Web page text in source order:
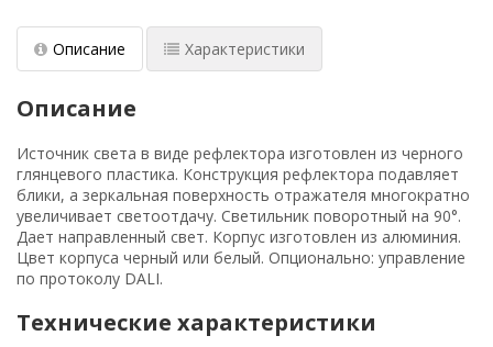
Описание Характеристики
Описание
Источник света в виде рефлектора изготовлен из черного
глянцевого пластика. Конструкция рефлектора подавляет
блики, а зеркальная поверхность отражателя многократно
увеличивает светоотдачу. Светильник поворотный на 90°.
Дает направленный свет. Корпус изготовлен из алюминия.
Цвет корпуса черный или белый. Опционально: управление
по протоколу DALI.
Технические характеристики